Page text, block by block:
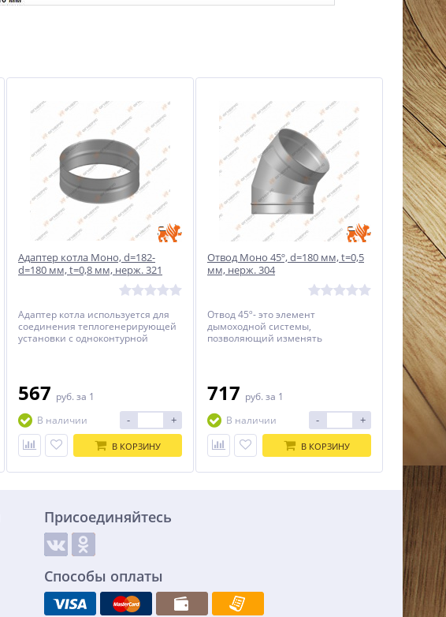
Адаптер котла Моно, d=182-
d=180 мм, t=0,8 мм, нерж. 321
Адаптер котла используется для
соединения теплогенерирующей
установки с одноконтурной
567 руб. за 1
В наличии
- +
В КОРЗИНУ
Отвод Моно 45º, d=180 мм, t=0,5
мм, нерж. 304
Отвод 45º- это элемент
дымоходной системы,
позволяющий изменять
дымоход в нужном направлении.
Выполняется из цилиндрических
секторов, соединенных под
определенным углом.
717 руб. за 1
В наличии
- +
В КОРЗИНУ
Присоединяйтесь
Способы оплаты